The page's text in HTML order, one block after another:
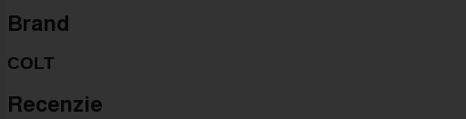
Brand
COLT
Recenzie